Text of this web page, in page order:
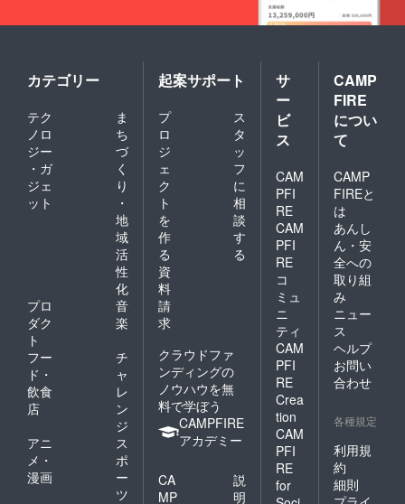
【アイ
HP/MP
ポー
ション
は、レ
ベルに
より回
復量が
す。 ・
武器/防
具強化
に必要
な素材
は、強
化失敗
時にも
消費さ
す。
※支援
欄にご
希望の
お名前
をご記
入くだ
さい。
記入の
合は
CAMPF
IREの
ユー
ザー名
を掲載
いたし
ます。
ご了承
くださ
い。
【アイ
テム注
意】 ・
HP/MP
は、レ
より回
復量が
違いま
す。 ・
カテゴリー
テク
ノロ
ジー
・ガ
ジェ
ット
ま
ち
づ
く
り
・
地
域
活
性
化
プロ
ダク
ト
音
楽
フー
ド・
飲食
店
チ
ャ
レ
ン
ジ
アニ
メ・
漫画
ス
ポ
ー
ツ
起案サポート
プ
ロ
ジ
ェ
ク
ト
を
作
る
ス
タ
ッ
フ
に
相
談
す
る
資
料
請
求
クラウドファ
ンディングの
ノウハウを無
料で学ぼう
CAMPFIRE
アカデミー
CA
MP
説
明
サ
ー
ビ
ス
CAM
PFI
RE
CAM
PFI
RE
コ
ミュ
ニ
ティ
CAM
PFI
RE
Crea
tion
CAM
PFI
RE
for
CAMP
FIRE
につい
て
CAMP
FIREと
は
あんし
ん・安
全への
取り組
み
ニュー
ス
ヘルプ
お問い
合わせ
各種規定
利用規
約
細則